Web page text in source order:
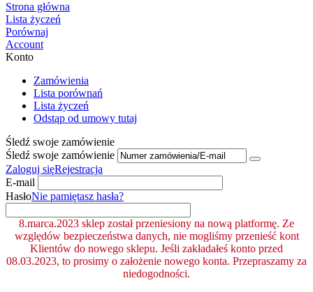
Strona główna
Lista życzeń
Porównaj
Account
Konto
Zamówienia
Lista porównań
Lista życzeń
Odstąp od umowy tutaj
Śledź swoje zamówienie
Śledź swoje zamówienie
Zaloguj sięRejestracja
E-mail
HasłoNie pamiętasz hasła?
8.marca.2023 sklep został przeniesiony na nową platformę. Ze
względów bezpieczeństwa danych, nie mogliśmy przenieść kont
Klientów do nowego sklepu. Jeśli zakładałeś konto przed
08.03.2023, to prosimy o założenie nowego konta. Przepraszamy za
niedogodności.